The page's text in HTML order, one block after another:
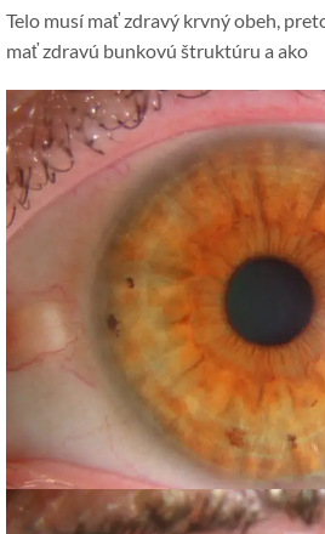
Telo musí mať zdravý krvný obeh,
mať zdravú bunkovú štruktúru a ako